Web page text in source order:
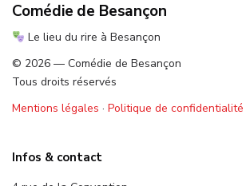
Comédie de Besançon
Le lieu du rire à Besançon
© 2026 — Comédie de Besançon
Tous droits réservés
Mentions légales · Politique de confidentialité
Infos & contact